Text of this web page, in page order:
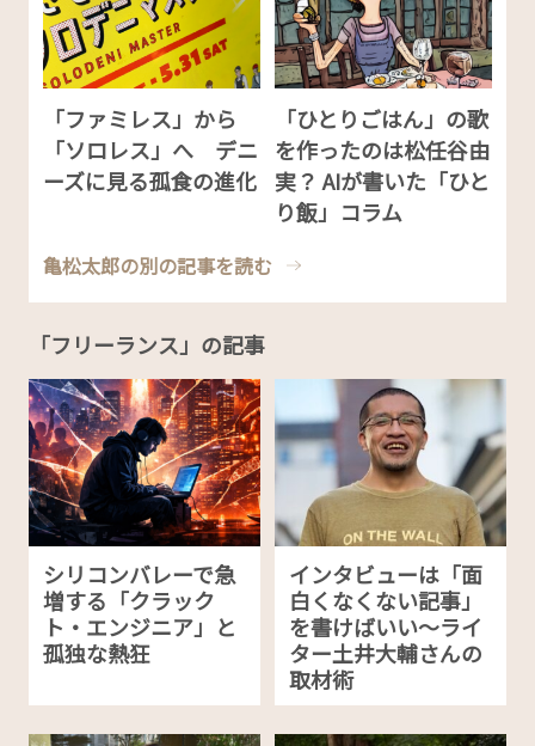
「ファミレス」から
「ソロレス」へ デニ
ーズに見る孤食の進化
「ひとりごはん」の歌
を作ったのは松任谷由
実？ AIが書いた「ひと
り飯」コラム
亀松太郎の別の記事を読む
「フリーランス」の記事
シリコンバレーで急
増する「クラック
ト・エンジニア」と
孤独な熱狂
インタビューは「面
白くなくない記事」
を書けばいい〜ライ
ター土井大輔さんの
取材術